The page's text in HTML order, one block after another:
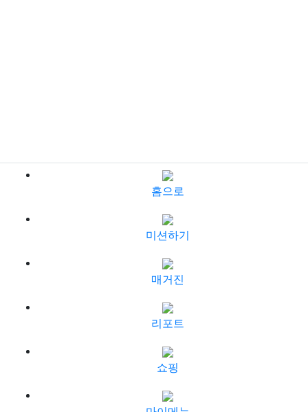
홈으로
미션하기
매거진
리포트
쇼핑